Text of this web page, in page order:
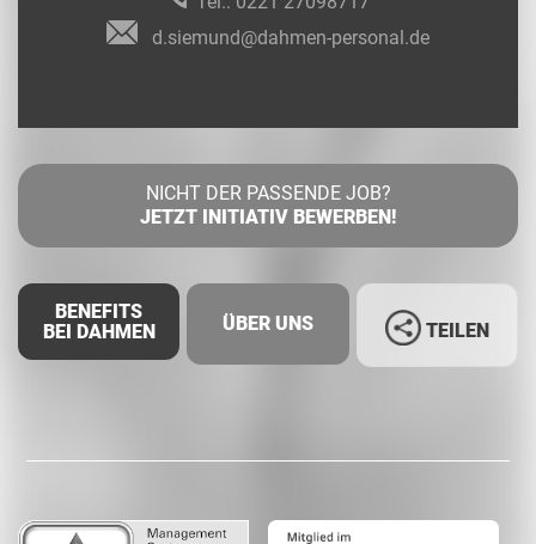
d.siemund@dahmen-personal.de
NICHT DER PASSENDE JOB?
JETZT INITIATIV BEWERBEN!
BENEFITS
BEI DAHMEN
ÜBER UNS TEILEN